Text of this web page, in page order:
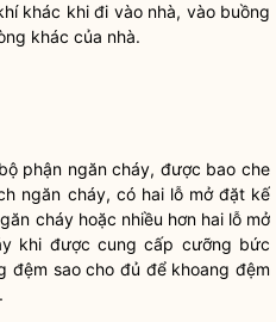
khác khi đi vào nhà, vào buồng
khác của nhà.
phận ngăn cháy, được bao che
ngăn cháy, có hai lỗ mở đặt kế
cháy hoặc nhiều hơn hai lỗ mở
khi được cung cấp cưỡng bức
đệm sao cho đủ để khoang đệm